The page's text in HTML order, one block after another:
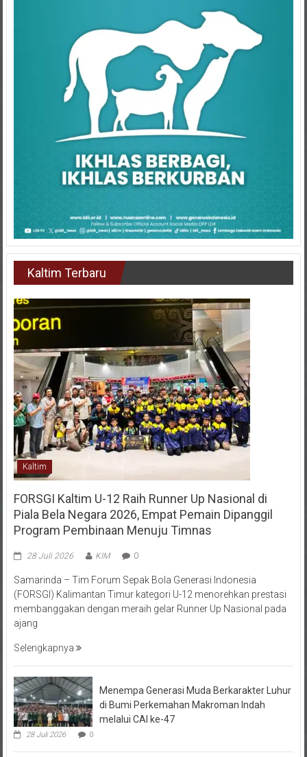
Kaltim Terbaru
Kaltim
FORSGI Kaltim U-12 Raih Runner Up Nasional di
Piala Bela Negara 2026, Empat Pemain Dipanggil
Program Pembinaan Menuju Timnas
(FORSGI) Kalimantan Timur kategori U-12 menorehkan prestasi
membanggakan dengan meraih gelar Runner Up Nasional pada
ajang
di Bumi Perkemahan Makroman Indah
melalui CAI ke-47
28 Juli 2026 0